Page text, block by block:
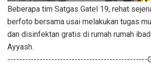
Beberapa tim Satgas Gatel 19, rehat
berfoto bersama usai melakukan tugas
dan disinfektan gratis di rumah rumah
Ayyash.
------------------------------------------------